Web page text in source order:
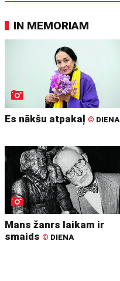
IN MEMORIAM
Es nākšu atpakaļ © DIENA
Mans žanrs laikam ir
smaids © DIENA